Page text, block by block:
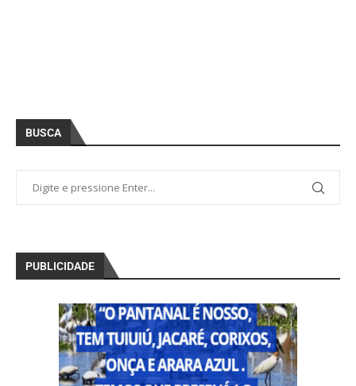
BUSCA
PUBLICIDADE